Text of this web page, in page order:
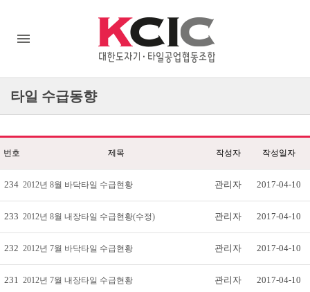
타일 수급동향
번호 제목 작성자 작성일자
234 2012년 8월 바닥타일 수급현황 관리자 2017-04-10
233 2012년 8월 내장타일 수급현황(수정) 관리자 2017-04-10
232 2012년 7월 바닥타일 수급현황 관리자 2017-04-10
231 2012년 7월 내장타일 수급현황 관리자 2017-04-10